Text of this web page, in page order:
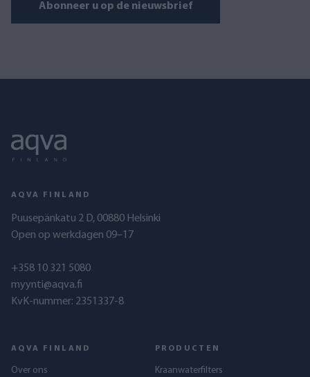
Abonneer u op de nieuwsbrief
AQVA FINLAND
Puusepänkatu 2 D, 00880 Helsinki
Open op werkdagen 09–17
+358 10 321 5080
myynti@aqva.fi
KvK-nummer: 2351337-8
AQVA FINLAND
Over ons
PRODUCTEN
Kraanwaterfilters